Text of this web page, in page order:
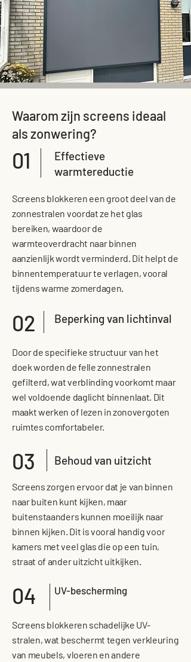
Waarom zijn screens ideaal
als zonwering?
01
Effectieve
warmtereductie
Screens blokkeren een groot deel van de
zonnestralen voordat ze het glas
bereiken, waardoor de
warmteoverdracht naar binnen
aanzienlijk wordt verminderd. Dit helpt de
binnentemperatuur te verlagen, vooral
tijdens warme zomerdagen.
02 Beperking van lichtinval
Door de specifieke structuur van het
doek worden de felle zonnestralen
gefilterd, wat verblinding voorkomt maar
wel voldoende daglicht binnenlaat. Dit
maakt werken of lezen in zonovergoten
ruimtes comfortabeler.
03 Behoud van uitzicht
Screens zorgen ervoor dat je van binnen
naar buiten kunt kijken, maar
buitenstaanders kunnen moeilijk naar
binnen kijken. Dit is vooral handig voor
kamers met veel glas die op een tuin,
straat of ander uitzicht uitkijken.
04 UV-bescherming
Screens blokkeren schadelijke UV-
stralen, wat beschermt tegen verkleuring
van meubels, vloeren en andere